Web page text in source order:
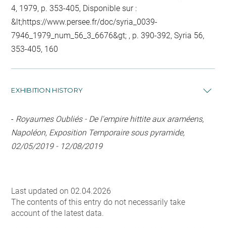
4, 1979, p. 353-405, Disponible sur :
&lt;https://www.persee.fr/doc/syria_0039-
7946_1979_num_56_3_6676&gt; , p. 390-392, Syria 56,
353-405, 160
EXHIBITION HISTORY
- Royaumes Oubliés - De l'empire hittite aux araméens,
Napoléon, Exposition Temporaire sous pyramide,
02/05/2019 - 12/08/2019
Last updated on 02.04.2026
The contents of this entry do not necessarily take
account of the latest data.